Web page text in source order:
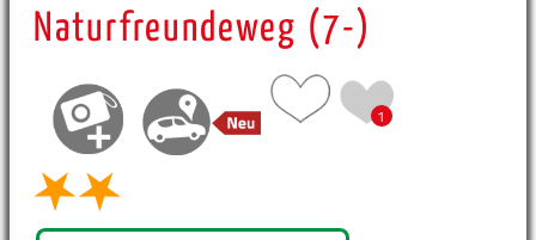
Naturfreundeweg (7-)
1